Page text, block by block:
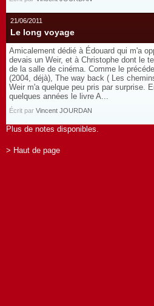
21/06/2011
Le long voyage
Amicalement dédié à Édouard qui m'a
devais un Weir, et à Christophe dont le
de la salle de cinéma. Comme le
(2004, déjà), The way back ( Les
Weir m'a quelque peu pris par surprise.
quelques années le livre A...
Écrit par Vincent JOURDAN
Plus de notes disponibles.
> Haut de page